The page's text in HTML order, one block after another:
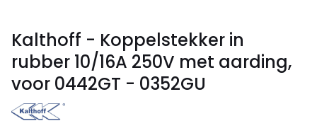
Kalthoff - Koppelstekker in
rubber 10/16A 250V met aarding,
voor 0442GT - 0352GU